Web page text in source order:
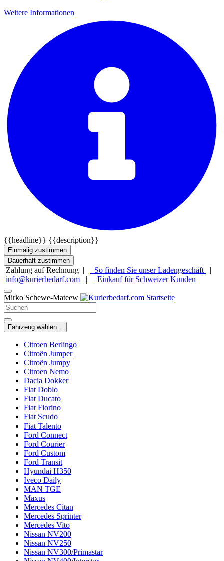
Weitere Informationen
{{headline}} {{description}}
Einmalig zustimmen
Dauerhaft zustimmen
Zahlung auf Rechnung | So finden Sie unser Ladengeschäft
|
info@kurierbedarf.com
| Einkauf für Schweizer Kunden
Mirko Schewe-Mateew
Fahrzeug wählen...
Citroen Berlingo
Citroën Jumper
Citroën Jumpy
Citroen Nemo
Dacia Dokker
Fiat Doblo
Fiat Ducato
Fiat Fiorino
Fiat Scudo
Fiat Talento
Ford Connect
Ford Courier
Ford Custom
Ford Transit
Hyundai H350
Iveco Daily
MAN TGE
Maxus
Mercedes Citan
Mercedes Sprinter
Mercedes Vito
Nissan NV200
Nissan NV250
Nissan NV300/Primastar